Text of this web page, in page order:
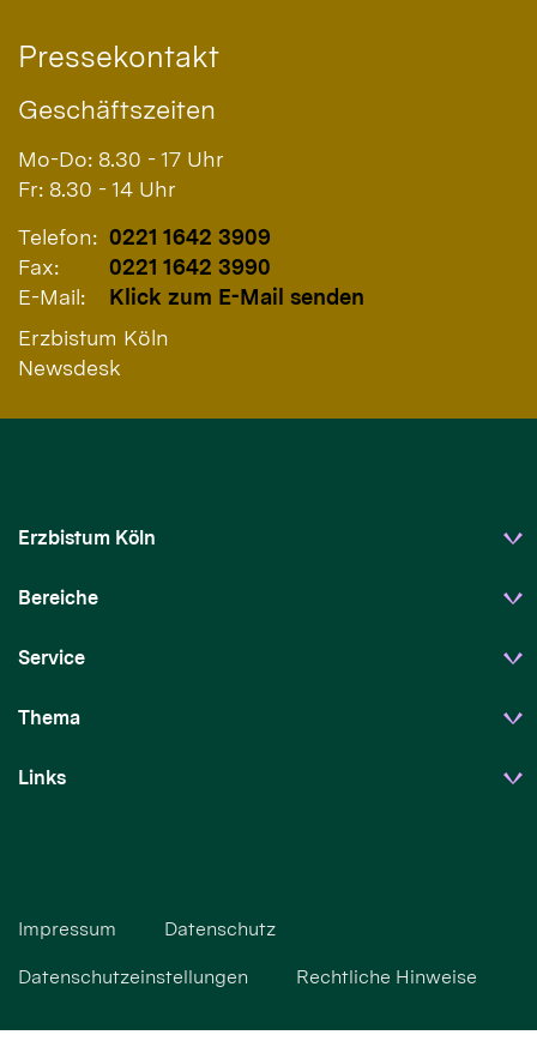
Pressekontakt
Geschäftszeiten
Mo-Do: 8.30 - 17 Uhr
Fr: 8.30 - 14 Uhr
Telefon: 0221 1642 3909
Fax:
0221 1642 3990
E-Mail:
Klick zum E-Mail senden
Erzbistum Köln
Newsdesk
Erzbistum Köln
Bereiche
Service
Thema
Links
Impressum Datenschutz
Datenschutzeinstellungen Rechtliche Hinweise